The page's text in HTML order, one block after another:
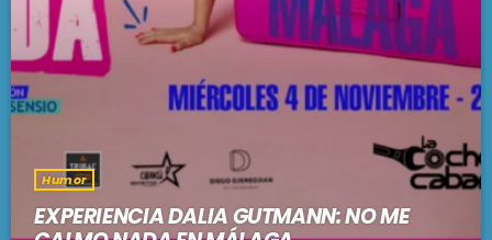
Humor
EXPERIENCIA DALIA GUTMANN: NO ME